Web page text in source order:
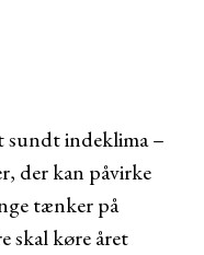
sundt indeklima –
der kan påvirke
tænker på
skal køre året